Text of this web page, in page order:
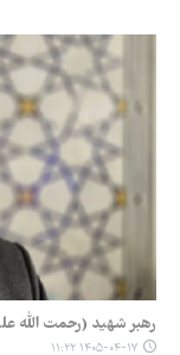
رهبر شهید (رحمت الله
۱۴۰۵-۰۴-۱۷ ۱۱:۲۲